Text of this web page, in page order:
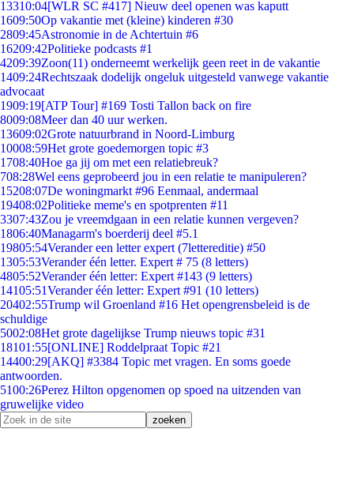
13310:04[WLR SC #417] Nieuw deel openen was kaputt
1609:50Op vakantie met (kleine) kinderen #30
2809:45Astronomie in de Achtertuin #6
16209:42Politieke podcasts #1
4209:39Zoon(11) onderneemt werkelijk geen reet in de vakantie
1409:24Rechtszaak dodelijk ongeluk uitgesteld vanwege vakantie
advocaat
1909:19[ATP Tour] #169 Tosti Tallon back on fire
8009:08Meer dan 40 uur werken.
13609:02Grote natuurbrand in Noord-Limburg
10008:59Het grote goedemorgen topic #3
1708:40Hoe ga jij om met een relatiebreuk?
708:28Wel eens geprobeerd jou in een relatie te manipuleren?
15208:07De woningmarkt #96 Eenmaal, andermaal
19408:02Politieke meme's en spotprenten #11
3307:43Zou je vreemdgaan in een relatie kunnen vergeven?
1806:40Managarm's boerderij deel #5.1
19805:54Verander een letter expert (7lettereditie) #50
1305:53Verander één letter. Expert # 75 (8 letters)
4805:52Verander één letter: Expert #143 (9 letters)
14105:51Verander één letter: Expert #91 (10 letters)
20402:55Trump wil Groenland #16 Het opengrensbeleid is de
schuldige
5002:08Het grote dagelijkse Trump nieuws topic #31
18101:55[ONLINE] Roddelpraat Topic #21
14400:29[AKQ] #3384 Topic met vragen. En soms goede
antwoorden.
5100:26Perez Hilton opgenomen op spoed na uitzenden van
gruwelijke video